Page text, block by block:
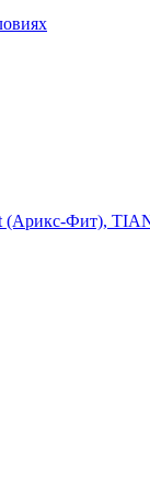
(Арикс-Фит),